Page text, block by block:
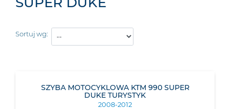
Sortuj wg:
SZYBA MOTOCYKLOWA KTM 990 SUPER
DUKE TURYSTYK
2008-2012